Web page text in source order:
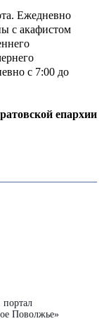
Ежедневно
с акафистом
с 7:00 до
епархии
Поволжье»